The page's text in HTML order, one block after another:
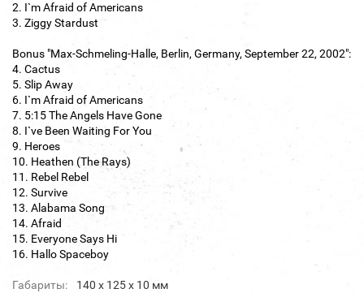
2. I`m Afraid of Americans
3. Ziggy Stardust
Bonus "Max-Schmeling-Halle, Berlin, Germany, September 22, 2002":
4. Cactus
5. Slip Away
6. I`m Afraid of Americans
7. 5:15 The Angels Have Gone
8. I`ve Been Waiting For You
9. Heroes
10. Heathen (The Rays)
11. Rebel Rebel
12. Survive
13. Alabama Song
14. Afraid
15. Everyone Says Hi
16. Hallo Spaceboy
Габариты: 140 х 125 х 10 мм